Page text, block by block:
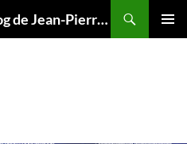
LUMINESCIENCES : le blog de Jean-Pierre LUMINET, astrophysicien